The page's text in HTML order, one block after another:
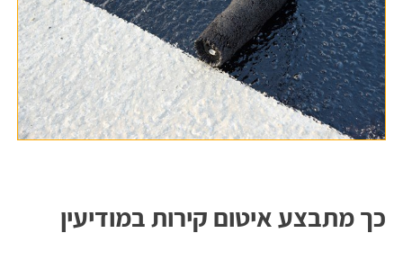
כך מתבצע איטום קירות במודיעין